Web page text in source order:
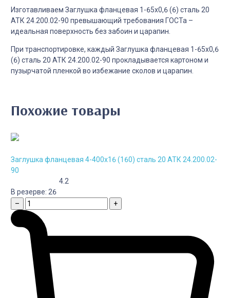
Изготавливаем Заглушка фланцевая 1-65х0,6 (6) сталь 20
АТК 24.200.02-90 превышающий требования ГОСТа –
идеальная поверхность без забоин и царапин.
При транспортировке, каждый Заглушка фланцевая 1-65х0,6
(6) сталь 20 АТК 24.200.02-90 прокладывается картоном и
пузырчатой пленкой во избежание сколов и царапин.
Похожие товары
Заглушка фланцевая 4-400х16 (160) сталь 20 АТК 24.200.02-
90
4.2
В резерве: 26
–
+